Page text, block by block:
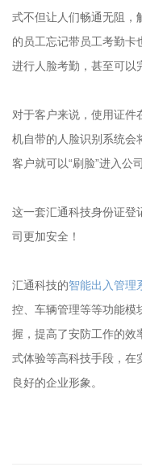
式不但让人们畅通无阻，
的员工忘记带员工考勤卡
进行人脸考勤，甚至可以
对于客户来说，使用证件
机自带的人脸识别系统会
客户就可以“刷脸”进入公
这一套汇通科技身份证登
司更加安全！
汇通科技的智能出入管理
控、车辆管理等等功能模
握，提高了安防工作的效
式体验等高科技手段，在
良好的企业形象。